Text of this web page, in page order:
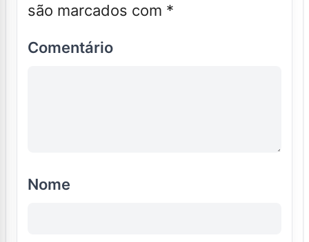
são marcados com *
Comentário
Nome